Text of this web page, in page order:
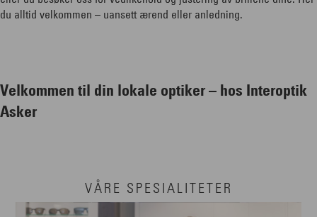
du alltid velkommen – uansett ærend eller anledning.
Velkommen til din lokale optiker – hos Interoptik
Asker
VÅRE SPESIALITETER